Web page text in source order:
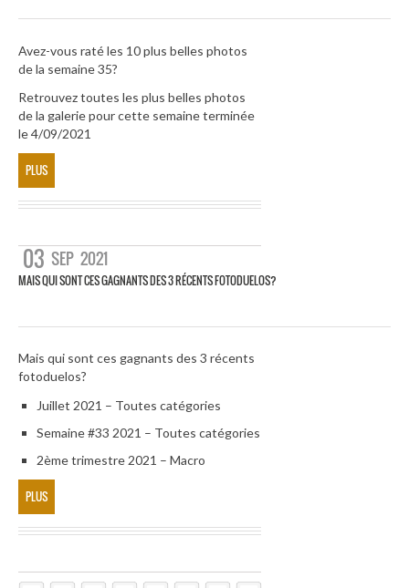
Avez-vous raté les 10 plus belles photos
de la semaine 35?
Retrouvez toutes les plus belles photos
de la galerie pour cette semaine terminée
le 4/09/2021
PLUS
03 SEP 2021
MAIS QUI SONT CES GAGNANTS DES 3 RÉCENTS FOTODUELOS?
Mais qui sont ces gagnants des 3 récents
fotoduelos?
Juillet 2021 – Toutes catégories
Semaine #33 2021 – Toutes catégories
2ème trimestre 2021 – Macro
PLUS